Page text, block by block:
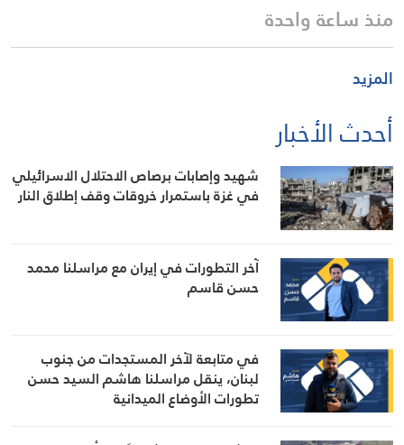
منذ ساعة واحدة
المزيد
أحدث الأخبار
شهيد وإصابات برصاص الاحتلال الاسرائيلي
في غزة باستمرار خروقات وقف إطلاق النار
آخر التطورات في إيران مع مراسلنا محمد
حسن قاسم
في متابعة لآخر المستجدات من جنوب
لبنان، ينقل مراسلنا هاشم السيد حسن
تطورات الأوضاع الميدانية